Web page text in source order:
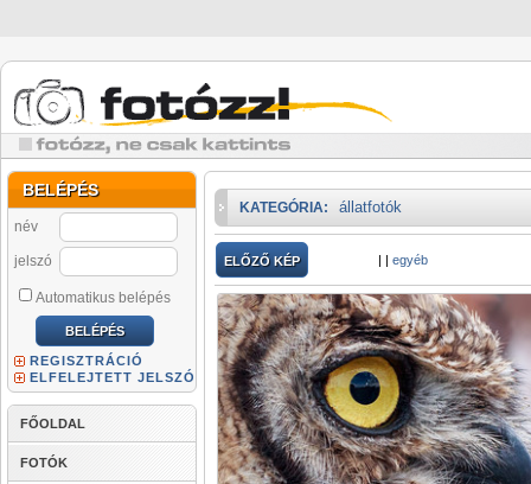
BELÉPÉS
név
jelszó
Automatikus belépés
REGISZTRÁCIÓ
ELFELEJTETT JELSZÓ
FŐOLDAL
FOTÓK
KATEGÓRIA: állatfotók
ELŐZŐ KÉP | | egyéb